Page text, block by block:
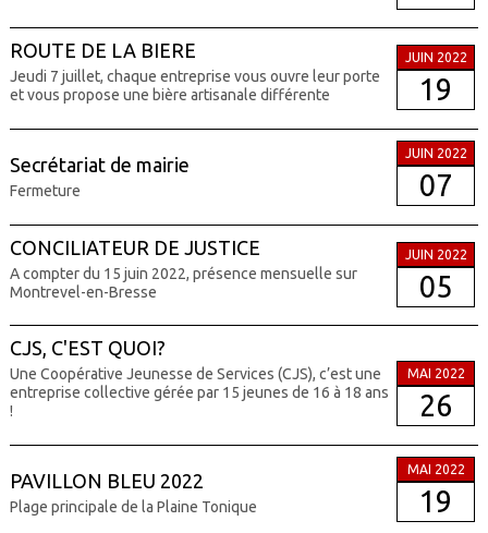
ROUTE DE LA BIERE
Jeudi 7 juillet, chaque entreprise vous ouvre leur porte
et vous propose une bière artisanale différente
JUIN 2022
19
Secrétariat de mairie
Fermeture
JUIN 2022
07
CONCILIATEUR DE JUSTICE
A compter du 15 juin 2022, présence mensuelle sur
Montrevel-en-Bresse
JUIN 2022
05
CJS, C'EST QUOI?
Une Coopérative Jeunesse de Services (CJS), c’est une
entreprise collective gérée par 15 jeunes de 16 à 18 ans
!
MAI 2022
26
PAVILLON BLEU 2022
Plage principale de la Plaine Tonique
MAI 2022
19